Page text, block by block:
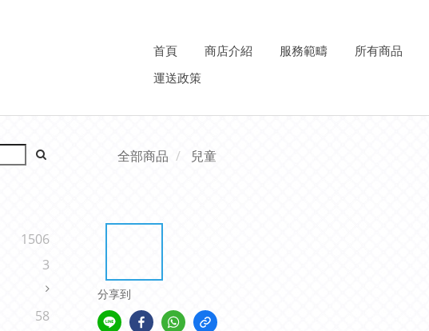
首頁 商店介紹 服務範疇 所有商品
運送政策
1506
3
58
全部商品 兒童
分享到